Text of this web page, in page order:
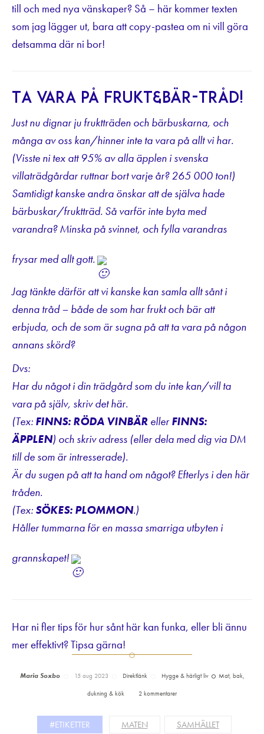
till och med nya vänskaper? Så – här kommer texten
som jag lägger ut, bara att copy-pastea om ni vill göra
detsamma där ni bor!
Ta vara på frukt&bär-tråd!
Just nu dignar ju fruktträden och bärbuskarna, och
många av oss kan/hinner inte ta vara på allt vi har.
(Visste ni tex att 95% av alla äpplen i svenska
villaträdgårdar ruttnar bort varje år? 265 000 ton!)
Samtidigt kanske andra önskar att de själva hade
bärbuskar/fruktträd. Så varför inte byta med
varandra? Minska på svinnet, och fylla varandras
frysar med allt gott.
Jag tänkte därför att vi kanske kan samla allt sånt i
denna tråd – både de som har frukt och bär att
erbjuda, och de som är sugna på att ta vara på någon
annans skörd?
Dvs:
Har du något i din trädgård som du inte kan/vill ta
vara på själv, skriv det här.
(Tex: FINNS: RÖDA VINBÄR ellerFINNS:
ÄPPLEN) och skriv adress (eller dela med dig via DM
till de som är intresserade).
Är du sugen på att ta hand om något? Efterlys i den här
tråden.
(Tex: SÖKES: PLOMMON.)
Håller tummarna för en massa smarriga utbyten i
grannskapet!
Har ni fler tips för hur sånt här kan funka, eller bli ännu
mer effektivt? Tipsa gärna!
Maria Soxbo 15 aug 2023 Direktlänk Hygge & härligt liv Mat, bak,
dukning & kök 2 kommentarer
#ETIKETTER MATEN SAMHÄLLET